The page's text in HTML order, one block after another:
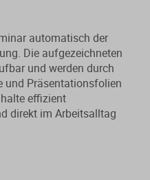
von
Kurse
automatisch der
Die aufgezeichneten
und werden durch
und Präsentationsfolien
effizient
direkt im Arbeitsalltag